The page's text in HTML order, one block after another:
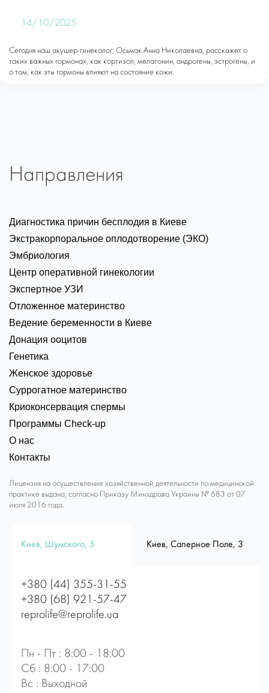
14/10/2025
Сегодня наш акушер-гинеколог, Осьмак Анна Николаевна, расскажет о
таких важных гормонах, как кортизол, мелатонин, андрогены, эстрогены, и
о том, как эты гормоны влияют на состояние кожи.
Направления
Диагностика причин бесплодия в Киеве
Экстракорпоральное оплодотворение (ЭКО)
Эмбриология
Центр оперативной гинекологии
Экспертное УЗИ
Отложенное материнство
Ведение беременности в Киеве
Донация ооцитов
Генетика
Женское здоровье
Суррогатное материнство
Криоконсервация спермы
Программы Check-up
О нас
Контакты
Лицензия на осуществление хозяйственной деятельности по медицинской
практике выдана, согласно Приказу Минздрава Украины № 683 от 07
июля 2016 года.
Киев, Шумского, 5 Киев, Саперное Поле, 3
+380 (44) 355-31-55
+380 (68) 921-57-47
reprolife@reprolife.ua
Пн - Пт : 8:00 - 18:00
Сб : 8:00 - 17:00
Вс : Выходной